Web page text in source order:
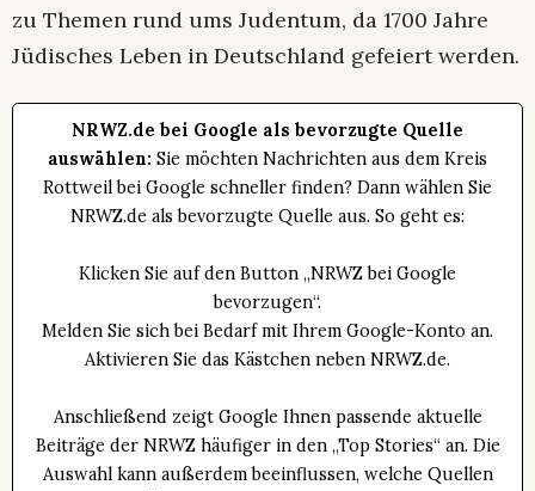
zu Themen rund ums Judentum, da 1700 Jahre
Jüdisches Leben in Deutschland gefeiert werden.
NRWZ.de bei Google als bevorzugte Quelle
auswählen: Sie möchten Nachrichten aus dem Kreis
Rottweil bei Google schneller finden? Dann wählen Sie
NRWZ.de als bevorzugte Quelle aus. So geht es:
Klicken Sie auf den Button „NRWZ bei Google
bevorzugen“.
Melden Sie sich bei Bedarf mit Ihrem Google-Konto an.
Aktivieren Sie das Kästchen neben NRWZ.de.
Anschließend zeigt Google Ihnen passende aktuelle
Beiträge der NRWZ häufiger in den „Top Stories“ an. Die
Auswahl kann außerdem beeinflussen, welche Quellen